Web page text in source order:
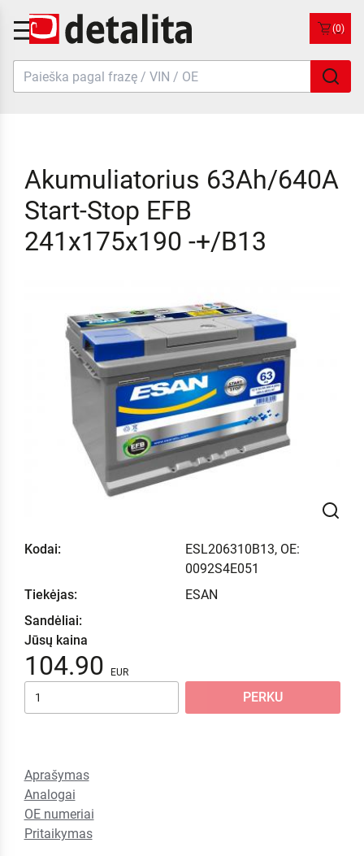
(0)
Akumuliatorius 63Ah/640A
Start-Stop EFB
241x175x190 -+/B13
Kodai:
ESL206310B13, OE:
0092S4E051
Tiekėjas:
ESAN
Sandėliai:
Jūsų kaina
104.90
PERKU
Aprašymas
Analogai
OE numeriai
Pritaikymas